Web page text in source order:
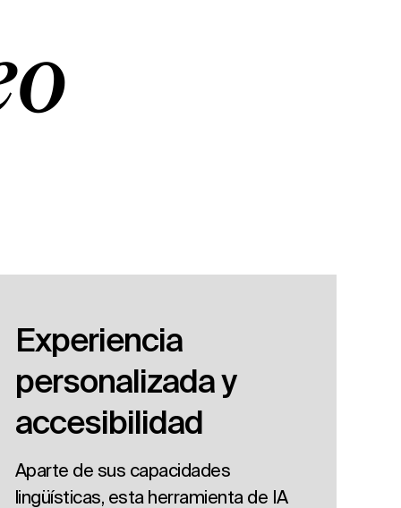
Experiencia
personalizada y
accesibilidad
Aparte de sus capacidades
lingüísticas, esta herramienta de IA